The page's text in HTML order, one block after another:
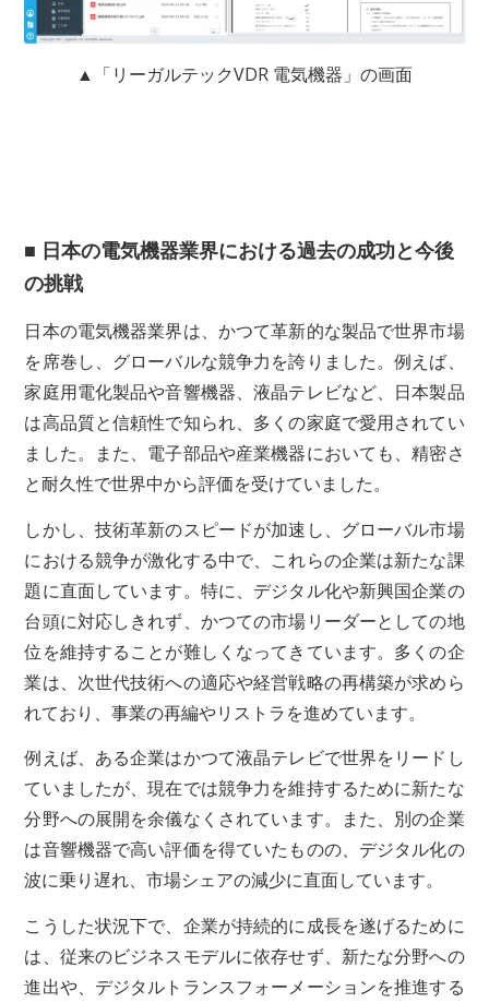
▲「リーガルテックVDR 電気機器」の画面
■ 日本の電気機器業界における過去の成功と今後
の挑戦
日本の電気機器業界は、かつて革新的な製品で世界市場
を席巻し、グローバルな競争力を誇りました。例えば、
家庭用電化製品や音響機器、液晶テレビなど、日本製品
は高品質と信頼性で知られ、多くの家庭で愛用されてい
ました。また、電子部品や産業機器においても、精密さ
と耐久性で世界中から評価を受けていました。
しかし、技術革新のスピードが加速し、グローバル市場
における競争が激化する中で、これらの企業は新たな課
題に直面しています。特に、デジタル化や新興国企業の
台頭に対応しきれず、かつての市場リーダーとしての地
位を維持することが難しくなってきています。多くの企
業は、次世代技術への適応や経営戦略の再構築が求めら
れており、事業の再編やリストラを進めています。
例えば、ある企業はかつて液晶テレビで世界をリードし
ていましたが、現在では競争力を維持するために新たな
分野への展開を余儀なくされています。また、別の企業
は音響機器で高い評価を得ていたものの、デジタル化の
波に乗り遅れ、市場シェアの減少に直面しています。
こうした状況下で、企業が持続的に成長を遂げるために
は、従来のビジネスモデルに依存せず、新たな分野への
進出や、デジタルトランスフォーメーションを推進する